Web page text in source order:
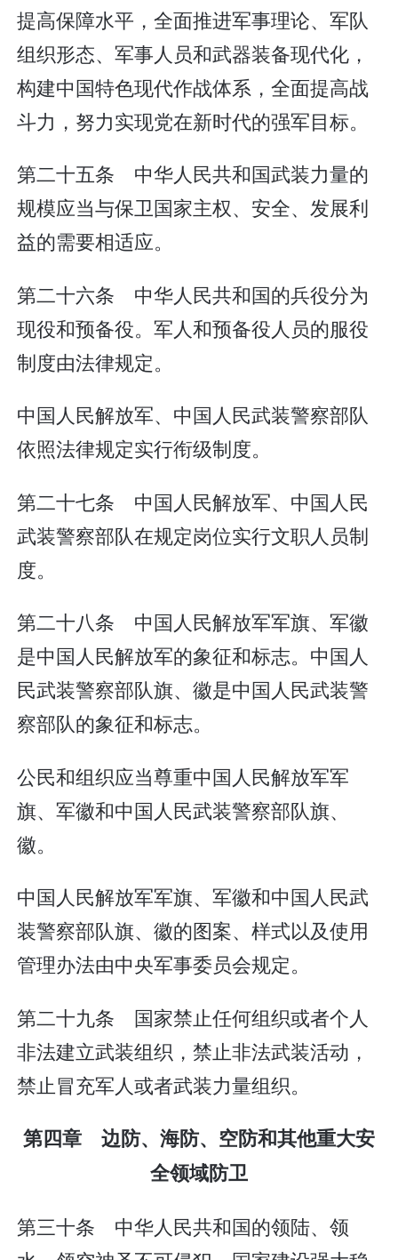
提高保障水平，全面推进军事理论、军队
组织形态、军事人员和武器装备现代化，
构建中国特色现代作战体系，全面提高战
斗力，努力实现党在新时代的强军目标。
第二十五条 中华人民共和国武装力量的
规模应当与保卫国家主权、安全、发展利
益的需要相适应。
第二十六条 中华人民共和国的兵役分为
现役和预备役。军人和预备役人员的服役
制度由法律规定。
中国人民解放军、中国人民武装警察部队
依照法律规定实行衔级制度。
第二十七条 中国人民解放军、中国人民
武装警察部队在规定岗位实行文职人员制
度。
第二十八条 中国人民解放军军旗、军徽
是中国人民解放军的象征和标志。中国人
民武装警察部队旗、徽是中国人民武装警
察部队的象征和标志。
公民和组织应当尊重中国人民解放军军
旗、军徽和中国人民武装警察部队旗、
徽。
中国人民解放军军旗、军徽和中国人民武
装警察部队旗、徽的图案、样式以及使用
管理办法由中央军事委员会规定。
第二十九条 国家禁止任何组织或者个人
非法建立武装组织，禁止非法武装活动，
禁止冒充军人或者武装力量组织。
第四章 边防、海防、空防和其他重大安
全领域防卫
第三十条 中华人民共和国的领陆、领